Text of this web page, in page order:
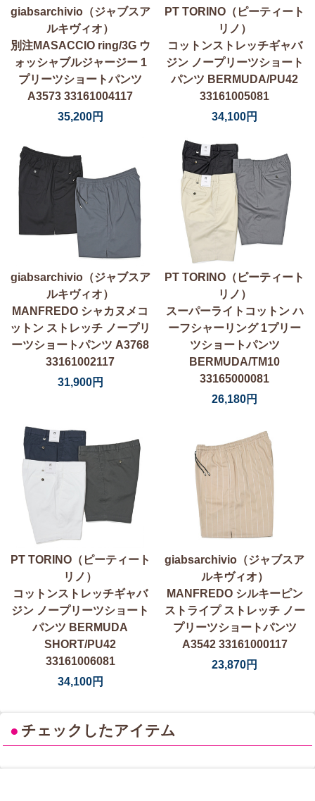
giabsarchivio（ジャブスア
ルキヴィオ）
別注MASACCIO ring/3G ウ
ォッシャブルジャージー 1
プリーツショートパンツ
A3573 33161004117
35,200円
PT TORINO（ピーティート
リノ）
コットンストレッチギャバ
ジン ノープリーツショート
パンツ BERMUDA/PU42
33161005081
34,100円
giabsarchivio（ジャブスア
ルキヴィオ）
MANFREDO シャカヌメコ
ットン ストレッチ ノープリ
ーツショートパンツ A3768
33161002117
31,900円
PT TORINO（ピーティート
リノ）
スーパーライトコットン ハ
ーフシャーリング 1プリー
ツショートパンツ
BERMUDA/TM10
33165000081
26,180円
PT TORINO（ピーティート
リノ）
コットンストレッチギャバ
ジン ノープリーツショート
パンツ BERMUDA
SHORT/PU42
33161006081
34,100円
giabsarchivio（ジャブスア
ルキヴィオ）
MANFREDO シルキーピン
ストライプ ストレッチ ノー
プリーツショートパンツ
A3542 33161000117
23,870円
● チェックしたアイテム